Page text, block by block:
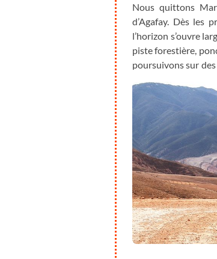
Nous quittons
d’Agafay. Dès les
l’horizon s’ouvre
piste forestière,
poursuivons sur des
de la vie